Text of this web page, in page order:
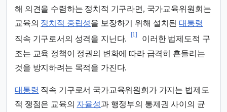
해 의견을 수렴하는 정치적 기구라면, 국가교육위원회는
교육의 정치적 중립성을 보장하기 위해 설치된대통령
직속 기구로서의 성격을 지닌다.
[1]
이러한 법제도적 구
조는 교육 정책이 정권의 변화에 따라 급격히 흔들리는
것을 방지하려는 목적을 가진다.
대통령 직속 기구로서 국가교육위원회가 가지는 법제도
적 쟁점은 교육의 자율성과 행정부의 통제권 사이의 균